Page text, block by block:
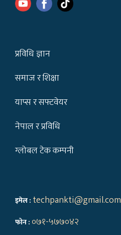
प्रविधि ज्ञान
समाज र शिक्षा
याप्स र सफ्टवेयर
नेपाल र प्रविधि
ग्लोबल टेक कम्पनी
इमेल : techpankti@gmail.com
फोन : ०७१-५७७०४२